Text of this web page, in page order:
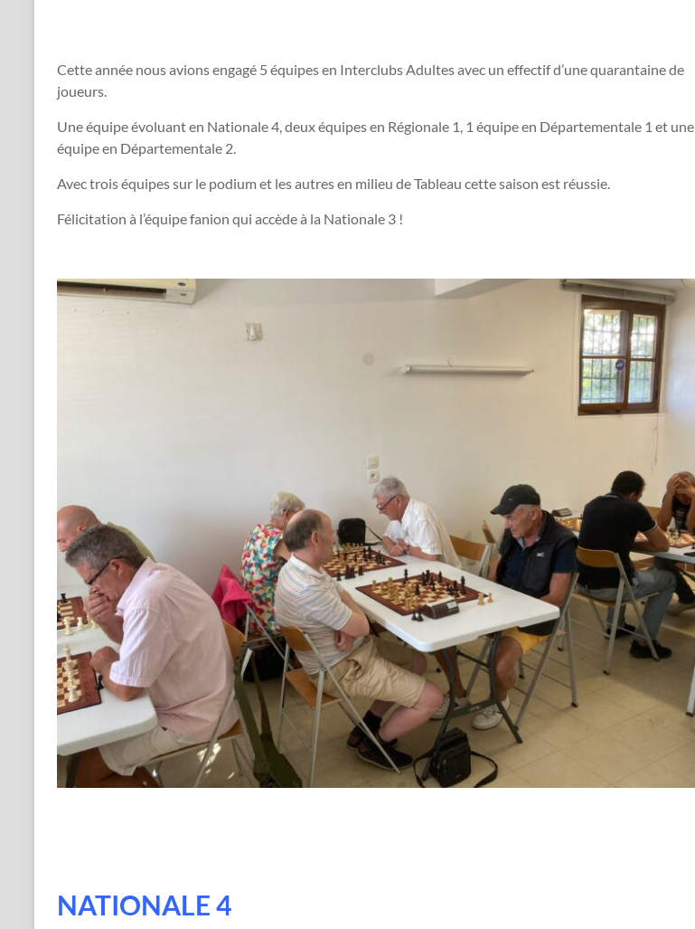
Cette année nous avions engagé 5 équipes en Interclubs Adultes avec un effectif d’une quarantaine de
joueurs.
Une équipe évoluant en Nationale 4, deux équipes en Régionale 1, 1 équipe en Départementale 1 et une
équipe en Départementale 2.
Avec trois équipes sur le podium et les autres en milieu de Tableau cette saison est réussie.
Félicitation à l’équipe fanion qui accède à la Nationale 3 !
NATIONALE 4